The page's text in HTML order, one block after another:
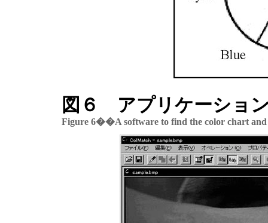
図６ アプリケーショ
Figure 6��A software to find the color chart and